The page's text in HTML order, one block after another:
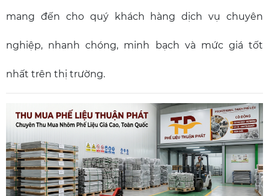
mang đến cho quý khách hàng dịch vụ chuyên
nghiệp, nhanh chóng, minh bạch và mức giá tốt
nhất trên thị trường.